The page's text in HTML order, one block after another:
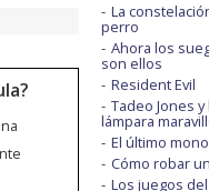
La
perro
Ahora los
son ellos
Resident Evil
Tadeo Jones y
lámpara
El último mono
Cómo robar
Los juegos del